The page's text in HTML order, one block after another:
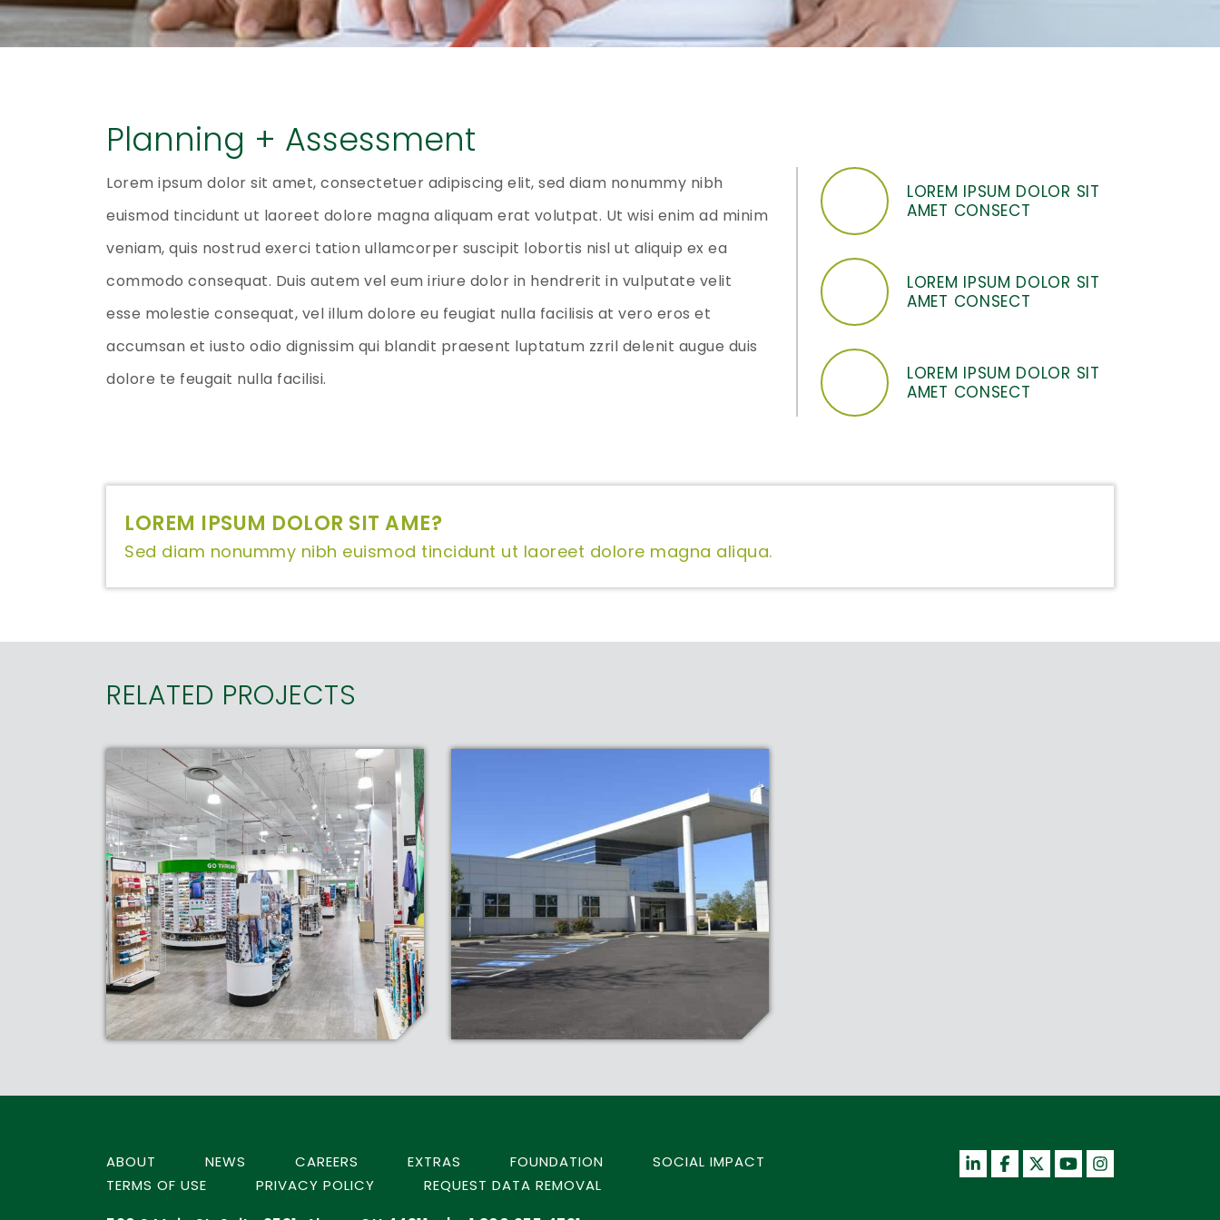
Planning + Assessment
Lorem ipsum dolor sit amet, consectetuer adipiscing elit, sed diam nonummy nibh
euismod tincidunt ut laoreet dolore magna aliquam erat volutpat. Ut wisi enim ad minim
veniam, quis nostrud exerci tation ullamcorper suscipit lobortis nisl ut aliquip ex ea
commodo consequat. Duis autem vel eum iriure dolor in hendrerit in vulputate velit
esse molestie consequat, vel illum dolore eu feugiat nulla facilisis at vero eros et
accumsan et iusto odio dignissim qui blandit praesent luptatum zzril delenit augue duis
dolore te feugait nulla facilisi.
LOREM IPSUM DOLOR SIT
AMET CONSECT
LOREM IPSUM DOLOR SIT
AMET CONSECT
LOREM IPSUM DOLOR SIT
AMET CONSECT
LOREM IPSUM DOLOR SIT AME?
Sed diam nonummy nibh euismod tincidunt ut laoreet dolore magna aliqua.
RELATED PROJECTS
ABOUT NEWS CAREERS EXTRAS FOUNDATION
SOCIAL IMPACT
TERMS OF USE
PRIVACY POLICY REQUEST DATA REMOVAL